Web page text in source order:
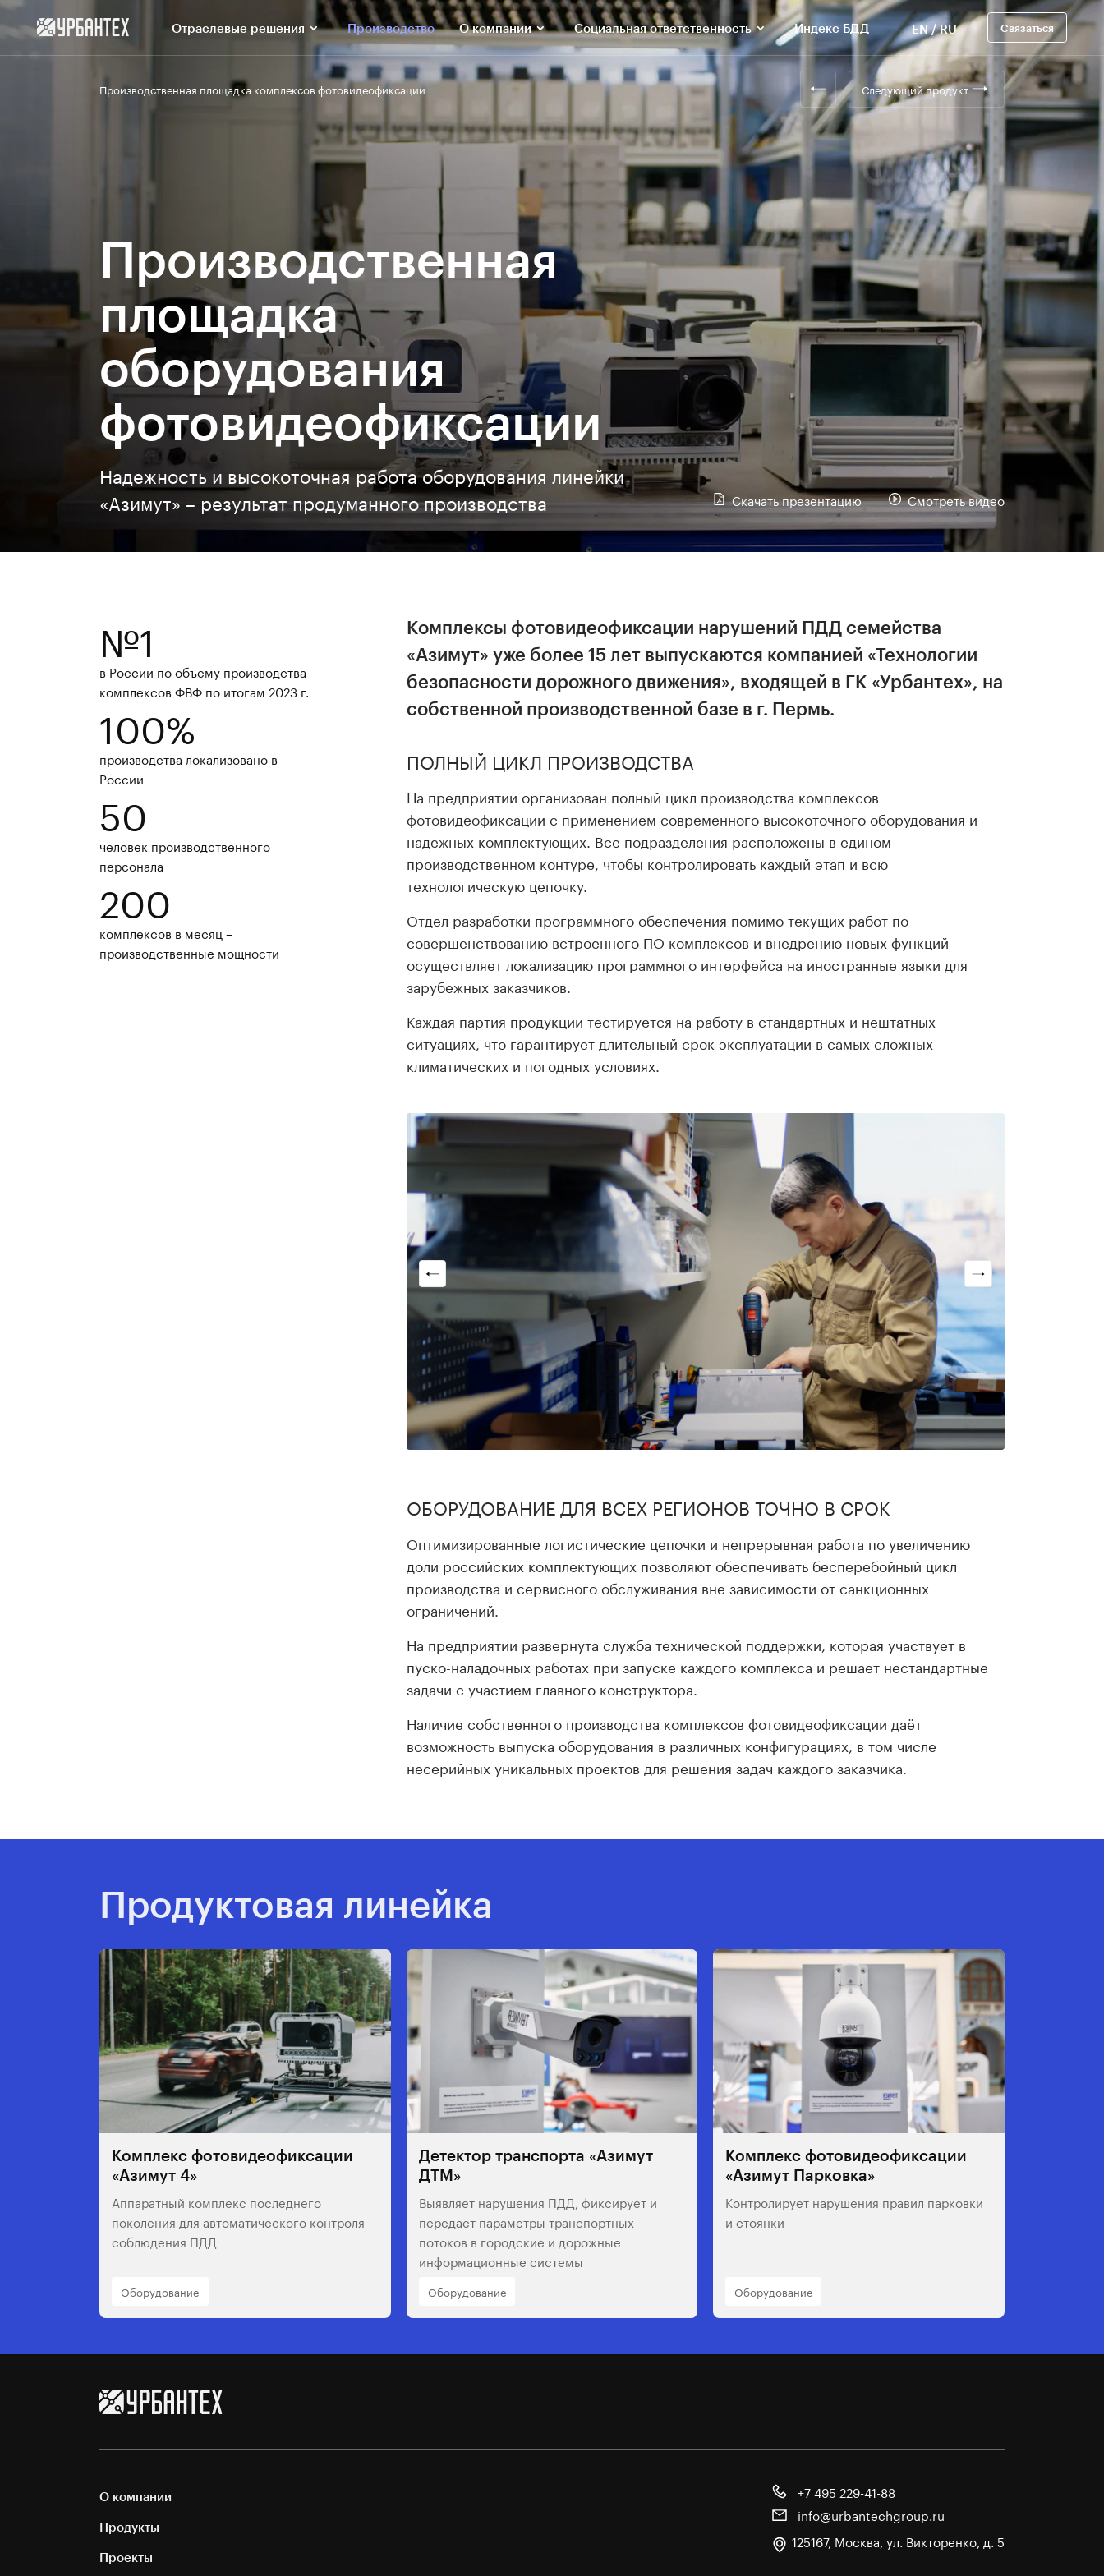
Отраслевые решения Производство О компании Cоциальная ответственность Индекс БДД EN/ RU Связаться
Производственная площадка комплексов фотовидеофиксации Следующий продукт
Производственная
площадка
оборудования
фотовидеофиксации
Надежность и высокоточная работа оборудования линейки
«Азимут» – результат продуманного производства
Скачать презентацию Смотреть видео
№1
в России по объему производства
комплексов ФВФ по итогам 2023 г.
100%
производства локализовано в
России
50
человек производственного
персонала
200
комплексов в месяц –
производственные мощности
Комплексы фотовидеофиксации нарушений ПДД семейства
«Азимут» уже более 15 лет выпускаются компанией «Технологии
безопасности дорожного движения», входящей в ГК «Урбантех», на
собственной производственной базе в г. Пермь.
ПОЛНЫЙ ЦИКЛ ПРОИЗВОДСТВА
На предприятии организован полный цикл производства комплексов
фотовидеофиксации с применением современного высокоточного оборудования и
надежных комплектующих. Все подразделения расположены в едином
производственном контуре, чтобы контролировать каждый этап и всю
технологическую цепочку.
Отдел разработки программного обеспечения помимо текущих работ по
совершенствованию встроенного ПО комплексов и внедрению новых функций
осуществляет локализацию программного интерфейса на иностранные языки для
зарубежных заказчиков.
Каждая партия продукции тестируется на работу в стандартных и нештатных
ситуациях, что гарантирует длительный срок эксплуатации в самых сложных
климатических и погодных условиях.
ОБОРУДОВАНИЕ ДЛЯ ВСЕХ РЕГИОНОВ ТОЧНО В СРОК
Оптимизированные логистические цепочки и непрерывная работа по увеличению
доли российских комплектующих позволяют обеспечивать бесперебойный цикл
производства и сервисного обслуживания вне зависимости от санкционных
ограничений.
На предприятии развернута служба технической поддержки, которая участвует в
пуско-наладочных работах при запуске каждого комплекса и решает нестандартные
задачи с участием главного конструктора.
Наличие собственного производства комплексов фотовидеофиксации даёт
возможность выпуска оборудования в различных конфигурациях, в том числе
несерийных уникальных проектов для решения задач каждого заказчика.
Продуктовая линейка
Комплекс фотовидеофиксации
«Азимут 4»
Аппаратный комплекс последнего
поколения для автоматического контроля
соблюдения ПДД
Оборудование
Детектор транспорта «Азимут
ДТМ»
Выявляет нарушения ПДД, фиксирует и
передает параметры транспортных
потоков в городские и дорожные
информационные системы
Оборудование
Комплекс фотовидеофиксации
«Азимут Парковка»
Контролирует нарушения правил парковки
и стоянки
Оборудование
О компании
Продукты
Проекты
+7 495 229-41-88
info@urbantechgroup.ru
125167, Москва, ул. Викторенко, д. 5